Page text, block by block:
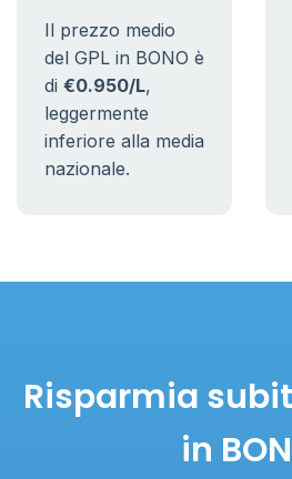
Il prezzo medio
del GPL in BONO è
di €0.950/L,
leggermente
inferiore alla media
nazionale.
Risparmia
in